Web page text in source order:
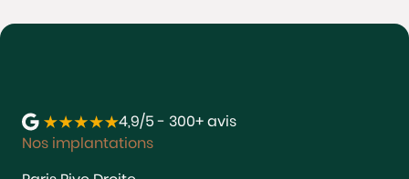
4,9/5 - 300+ avis
Nos implantations